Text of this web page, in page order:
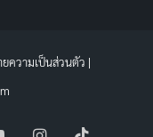
ยความเป็นส่วนตัว |